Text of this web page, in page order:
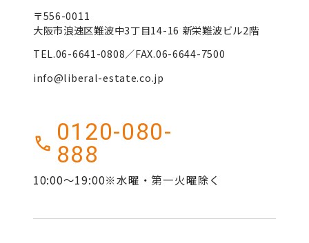
〒556-0011
大阪市浪速区難波中3丁目14-16 新栄難波ビル2階
TEL.06-6641-0808／FAX.06-6644-7500
info@liberal-estate.co.jp
0120-080-
888
10:00～19:00※水曜・第一火曜除く